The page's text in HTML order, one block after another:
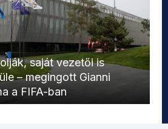
saját vezetői is
– megingott Gianni
a FIFA-ban